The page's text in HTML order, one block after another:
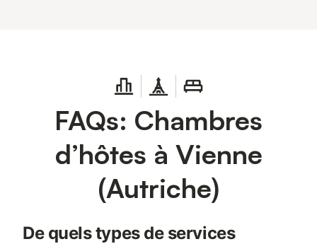
FAQs: Chambres
d’hôtes à Vienne
(Autriche)
De quels types de services